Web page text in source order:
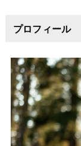
プロフィール